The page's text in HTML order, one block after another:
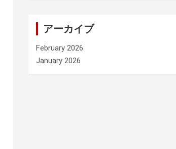
アーカイブ
February 2026
January 2026